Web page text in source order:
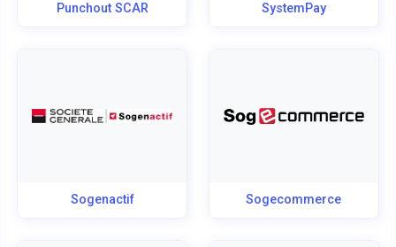
Punchout SCAR SystemPay
Sogenactif Sogecommerce